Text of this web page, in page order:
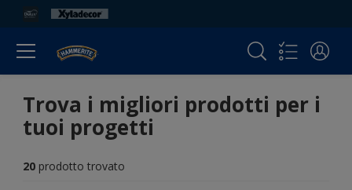
Trova i migliori prodotti per i
tuoi progetti
20 prodotto trovato